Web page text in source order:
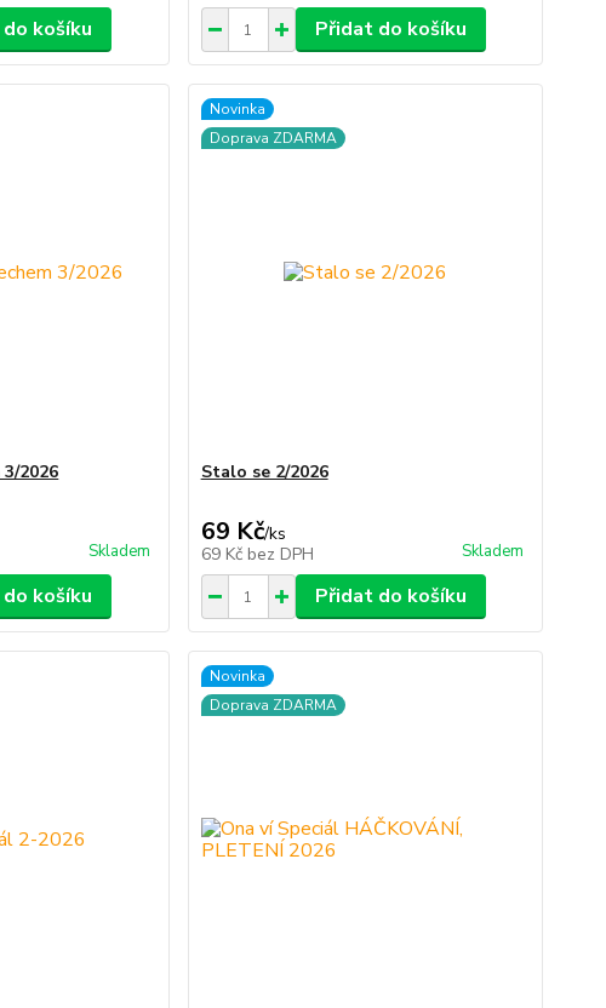
košíku Přidat do košíku
2026
Skladem
košíku
Novinka
Doprava ZDARMA
Stalo se 2/2026
69 Kč/ks
69 Kč bez DPH Skladem
Přidat do košíku
Novinka
Doprava ZDARMA